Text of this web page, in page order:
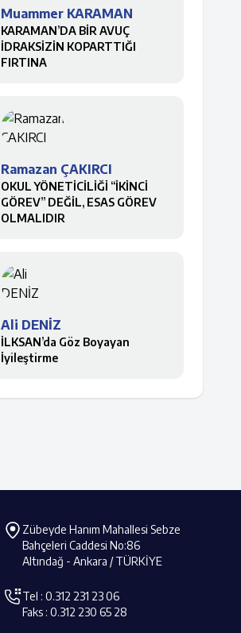
Muammer KARAMAN
KARAMAN’DA BİR AVUÇ
İDRAKSİZİN KOPARTTIĞI
FIRTINA
Ramazan ÇAKIRCI
OKUL YÖNETİCİLİĞİ “İKİNCİ
GÖREV” DEĞİL, ESAS GÖREV
OLMALIDIR
Ali DENİZ
İLKSAN’da Göz Boyayan
İyileştirme
Zübeyde Hanım Mahallesi Sebze
Bahçeleri Caddesi No:86
Altındağ - Ankara / TÜRKİYE
Tel : 0.312 231 23 06
Faks : 0.312 230 65 28